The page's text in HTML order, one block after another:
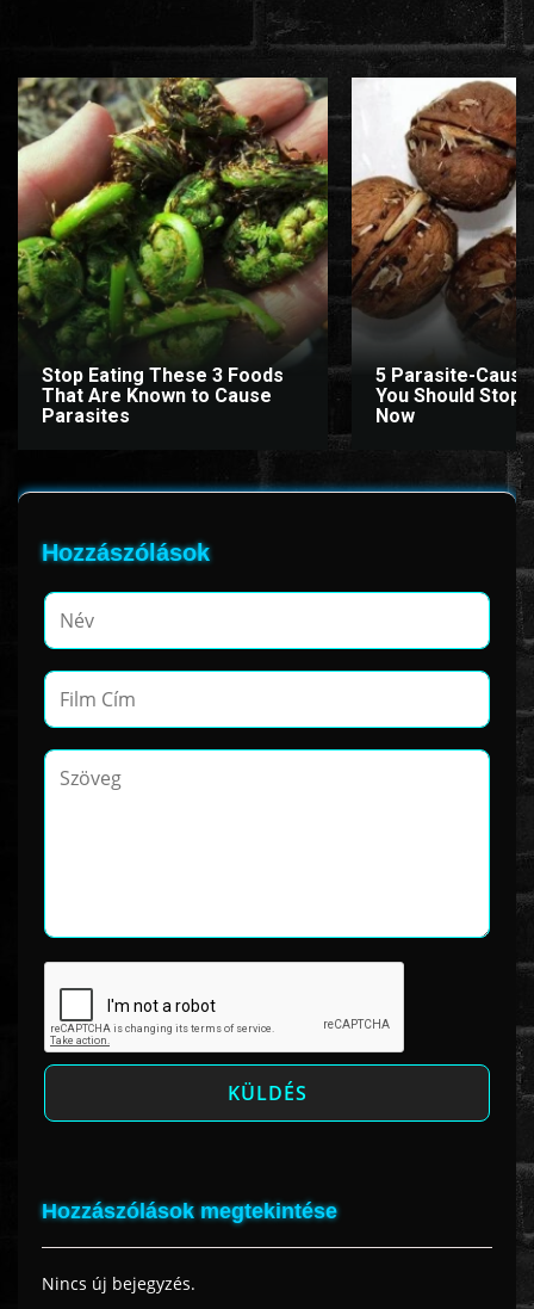
Stop Eating These 3 Foods
That Are Known to Cause
Parasites
5 Parasite-
You Should Stop
Now
Hozzászólások
Hozzászólások megtekintése
Nincs új bejegyzés.